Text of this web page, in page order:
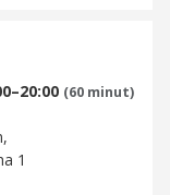
(60 minut)
1